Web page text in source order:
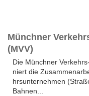
Münchner
(MVV)
Die Münchner
niert die
hrsunternehmen
Bahnen...